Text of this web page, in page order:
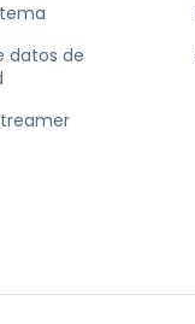
datos de